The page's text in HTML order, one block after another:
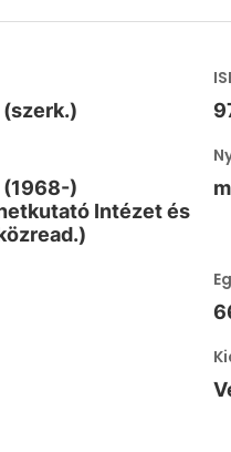
(1968-)
Intézet és